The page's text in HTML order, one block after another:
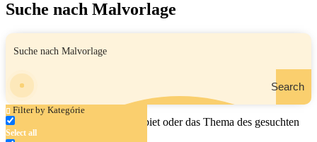
Suche nach Malvorlage
Search
Filter by Kategórie
Select all
Geben Sie den Namen, das Gebiet oder das Thema des gesuchten
Malbuchs ein.